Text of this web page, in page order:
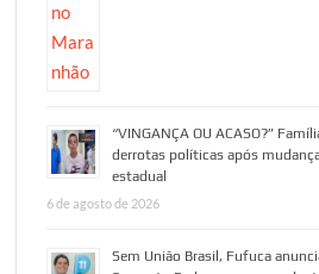
“VINGANÇA OU ACASO?”
derrotas políticas após
estadual
6 de agosto de 2026
Sem União Brasil, Fufuca